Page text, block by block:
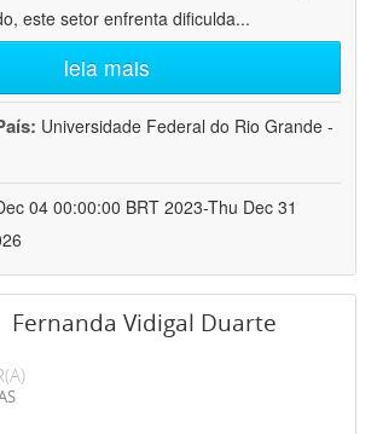
este setor enfrenta dificulda...
leia mais
Universidade Federal do Rio Grande -
04 00:00:00 BRT 2023-Thu Dec 31
Fernanda Vidigal Duarte